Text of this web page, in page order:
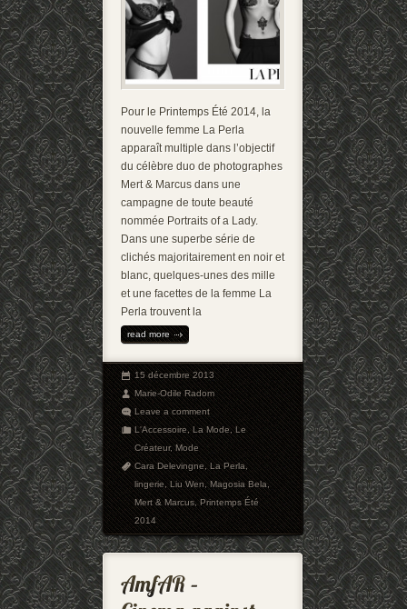
Pour le Printemps Été 2014, la
nouvelle femme La Perla
apparaît multiple dans l’objectif
du célèbre duo de photographes
Mert & Marcus dans une
campagne de toute beauté
nommée Portraits of a Lady.
Dans une superbe série de
clichés majoritairement en noir et
blanc, quelques-unes des mille
et une facettes de la femme La
Perla trouvent la
read more
15 décembre 2013
Marie-Odile Radom
Leave a comment
L'Accessoire,La Mode,Le
Créateur,Mode
Cara Delevingne,La Perla,
lingerie,Liu Wen,Magosia Bela,
Mert & Marcus,Printemps Été
2014